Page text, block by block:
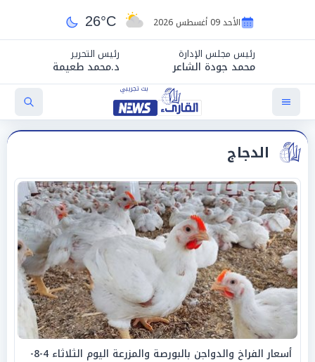
الأحد 09 أغسطس 2026 26°C
رئيس مجلس الإدارة
محمد جودة الشاعر
رئيس التحرير
د.محمد طعيمة
الدجاج
أسعار الفراخ والدواجن بالبورصة والمزرعة اليوم الثلاثاء 4-8-